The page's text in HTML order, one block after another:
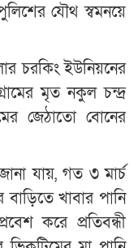
যৌথ স্বমনয়ে
চরকিং ইউনিয়নের
মৃত নকুল চন্দ্র
জেঠাতো বোনের
যায়, গত ৩ মার্চ
খাবার পানি
করে প্রতিবন্ধী